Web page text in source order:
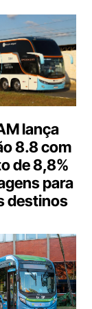
lança
8.8 com
de 8,8%
para
destinos